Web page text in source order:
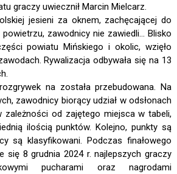
graczy uwiecznił Marcin Mielcarz.
jesieni za oknem, zachęcającej do
zawodnicy nie zawiedli… Blisko
powiatu Mińskiego i okolic, wzięło
Rywalizacja odbywała się na 13
na została przebudowana. Na
zawodnicy biorący udział w odsłonach
zależności od zajętego miejsca w tabeli,
ilością punktów. Kolejno, punkty są
są klasyfikowani. Podczas finałowego
się 8 grudnia 2024 r. najlepszych graczy
pucharami oraz nagrodami